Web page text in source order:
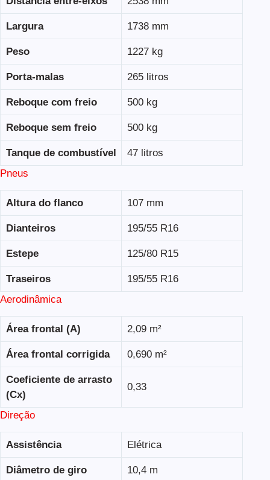
Largura 1738 mm
Peso 1227 kg
Porta-malas 265 litros
Reboque com freio 500 kg
Reboque sem freio 500 kg
Tanque de combustível
47 litros
Pneus
Altura do flanco 107 mm
Dianteiros 195/55 R16
Estepe 125/80 R15
Traseiros
195/55 R16
Aerodinâmica
Área frontal (A) 2,09 m²
Área frontal corrigida 0,690 m²
Coeficiente de arrasto
(Cx)
0,33
Direção
Assistência Elétrica
Diâmetro de giro
10,4 m